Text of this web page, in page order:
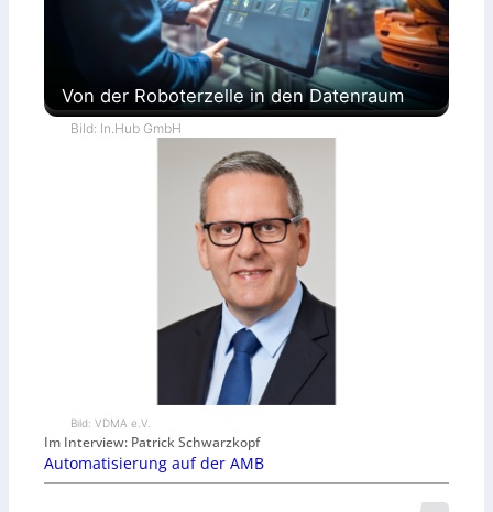
Von der Roboterzelle in den Datenraum
Bild: In.Hub GmbH
Bild: VDMA e.V.
Im Interview: Patrick Schwarzkopf
Automatisierung auf der AMB